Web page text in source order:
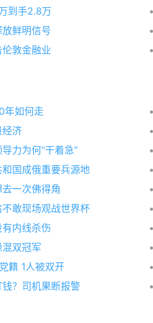
到手2.8万
鲜明信号
敦金融业
年如何走
经济
力为何“干着急”
国成俄重要兵源地
一次佛得角
敢现场观战世界杯
内线杀伤
双冠军
籍 1人被双开
？司机果断报警